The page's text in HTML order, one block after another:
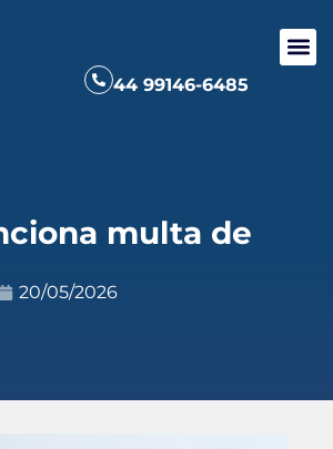
44 99146-6485
multa de
20/05/2026